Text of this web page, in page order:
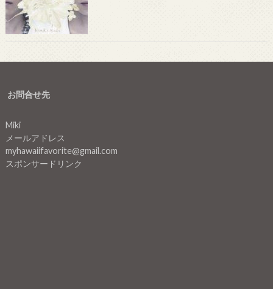
お問合せ先
Miki
メールアドレス
myhawaiifavorite@gmail.com
スポンサードリンク